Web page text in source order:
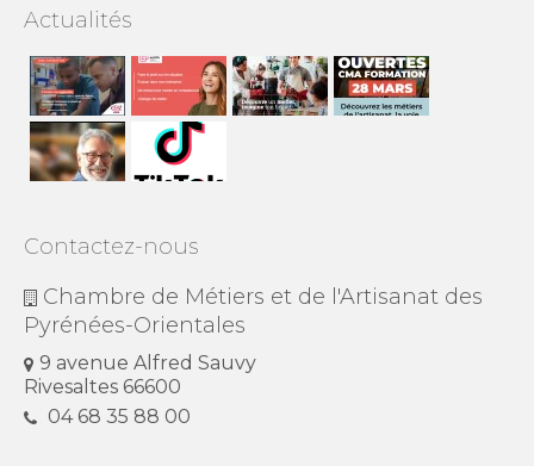
Actualités
Contactez-nous
Chambre de Métiers et de l'Artisanat des
Pyrénées-Orientales
9 avenue Alfred Sauvy
Rivesaltes 66600
04 68 35 88 00